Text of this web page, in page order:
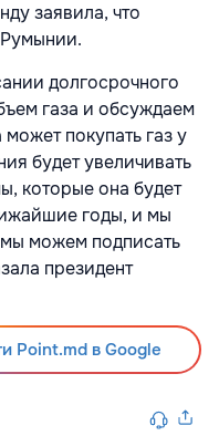
заявила, что
Румынии.
долгосрочного
газа и обсуждаем
покупать газ у
будет увеличивать
которые она будет
годы, и мы
мы можем подписать
президент
Point.md в Google